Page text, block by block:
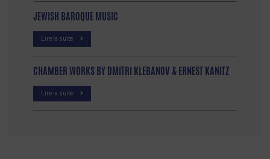
JEWISH BAROQUE MUSIC
Lire la suite
CHAMBER WORKS BY DMITRI KLEBANOV & ERNEST KANITZ
Lire la suite